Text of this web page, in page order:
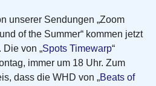
unserer Sendungen „Zoom
of the Summer“ kommen jetzt
Die von „Spots Timewarp“
immer um 18 Uhr. Zum
dass die WHD von „Beats of